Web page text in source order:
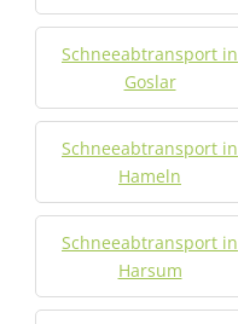
Schneeabtransport in
Goslar
Schneeabtransport in
Hameln
Schneeabtransport in
Harsum